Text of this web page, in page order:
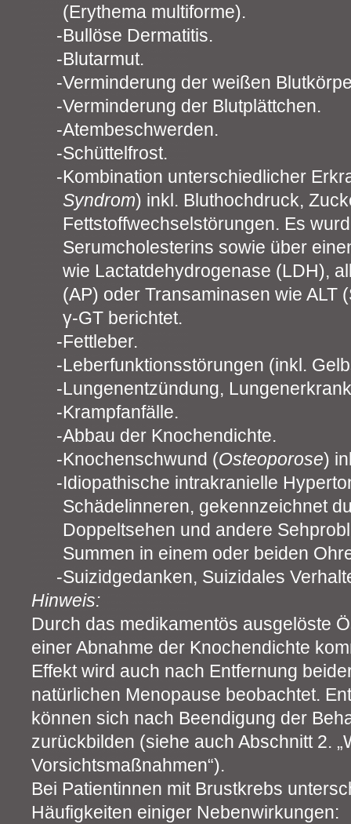
(Erythema multiforme).
Bullöse Dermatitis.
Blutarmut.
Verminderung der weißen
Verminderung der Blutplättchen.
Atembeschwerden.
Schüttelfrost.
Kombination unterschiedlicher
Syndrom) inkl. Bluthochdruck,
Fettstoffwechselstörungen. Es
Serumcholesterins sowie über
wie Lactatdehydrogenase (LDH),
(AP) oder Transaminasen wie ALT
γ-GT berichtet.
Fettleber.
Leberfunktionsstörungen (inkl.
Lungenentzündung,
Krampfanfälle.
Abbau der Knochendichte.
Knochenschwund (Osteoporose)
Idiopathische intrakranielle
Schädelinneren, gekennzeichnet
Doppeltsehen und andere
Summen in einem oder beiden
Suizidgedanken, Suizidales
Hinweis:
Durch das medikamentös ausgelöste
einer Abnahme der Knochendichte
Effekt wird auch nach Entfernung
natürlichen Menopause beobachtet.
können sich nach Beendigung der
zurückbilden (siehe auch Abschnitt 2.
Vorsichtsmaßnahmen“).
Bei Patientinnen mit Brustkrebs
Häufigkeiten einiger Nebenwirkungen: